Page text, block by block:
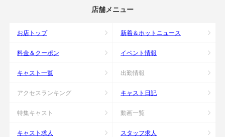
店舗メニュー
お店トップ 新着＆ホットニュース
料金＆クーポン イベント情報
キャスト一覧 出勤情報
アクセスランキング キャスト日記
特集キャスト 動画一覧
キャスト求人 スタッフ求人